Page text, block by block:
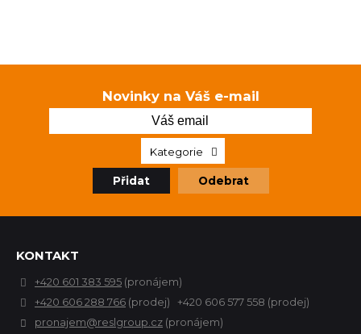
Novinky na Váš e-mail
Kategorie
Přidat Odebrat
KONTAKT
+420 601 383 595 (pronájem)
+420 606 288 766 (prodej) +420 606 577 558 (prodej)
pronajem@reslgroup.cz (pronájem)